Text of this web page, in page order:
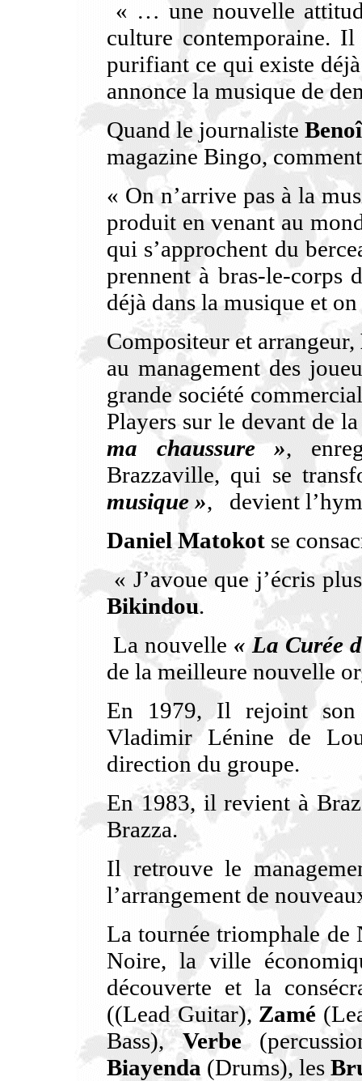
« … une nouvelle
culture contemporaine.
purifiant ce qui existe
annonce la musique de
Quand le journaliste
magazine Bingo,
« On n’arrive pas à la
produit en venant au
qui s’approchent du
prennent à bras-le-corps
déjà dans la musique et
Compositeur et arrangeur,
au management des
grande société
Players sur le devant de
ma chaussure »,
Brazzaville, qui se
musique », devient
Daniel Matokot se
« J’avoue que j’écris
Bikindou.
La nouvelle « La Curée
de la meilleure nouvelle
En 1979, Il rejoint son
Vladimir Lénine de
direction du groupe.
En 1983, il revient à
Brazza.
Il retrouve le
l’arrangement de
La tournée triomphale de
Noire, la ville
découverte et la
((Lead Guitar), Zamé
Bass),Verbe
Biayenda (Drums), les